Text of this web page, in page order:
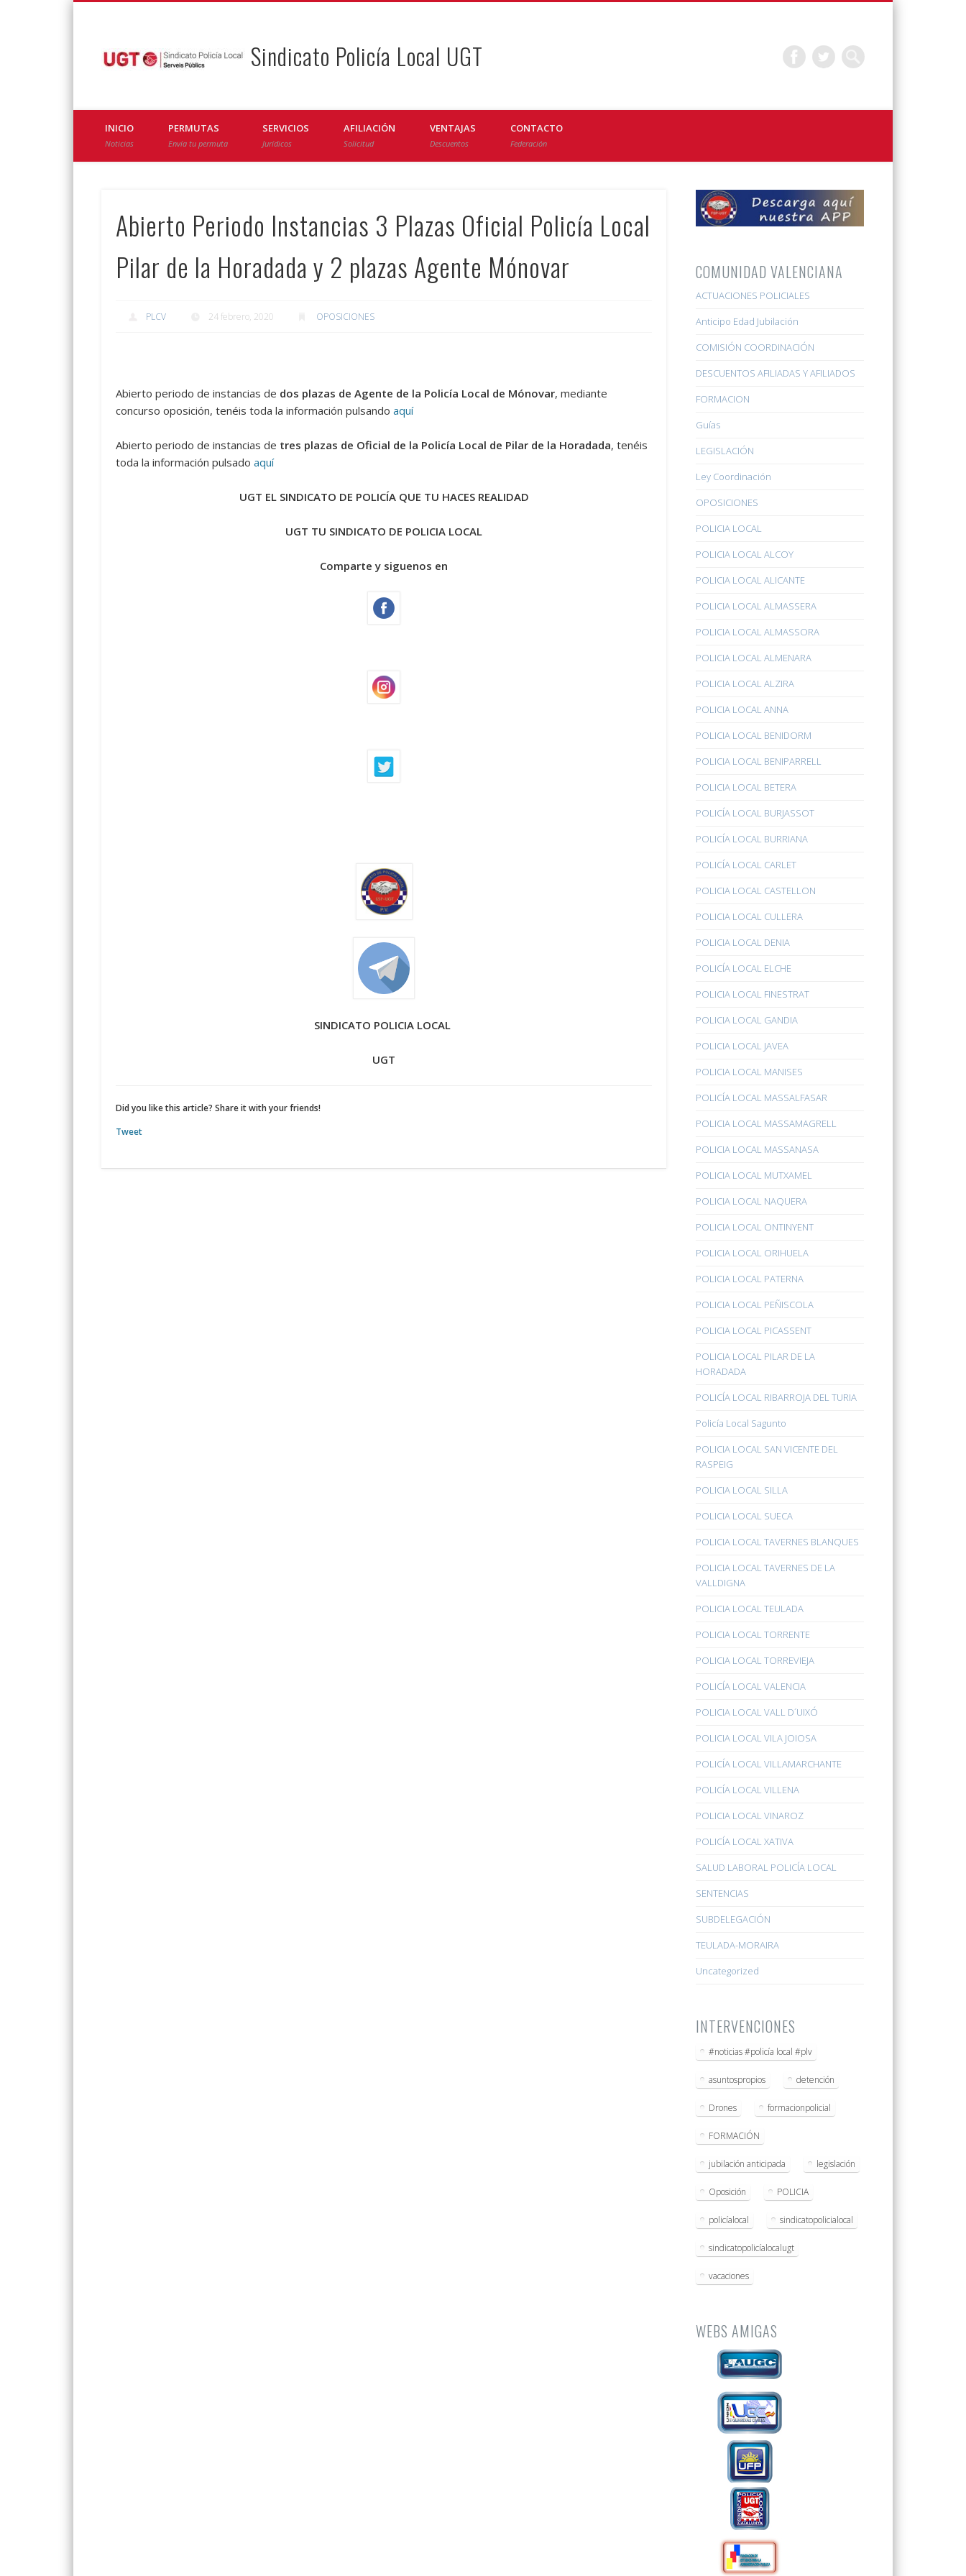
Sindicato Policía Local UGT
FacebookTwitter
INICIO
Noticias
PERMUTAS
Envía tu permuta
SERVICIOS
Jurídicos
AFILIACIÓN
Solicitud
VENTAJAS
Descuentos
CONTACTO
Federación
Abierto Periodo Instancias 3 Plazas Oficial Policía Local
Pilar de la Horadada y 2 plazas Agente Mónovar
PLCV 24 febrero, 2020 OPOSICIONES
Abierto periodo de instancias de dos plazas de Agente de la Policía Local de Mónovar, mediante
concurso oposición, tenéis toda la información pulsando aquí
Abierto periodo de instancias de tres plazas de Oficial de la Policía Local de Pilar de la Horadada, tenéis
toda la información pulsado aquí
UGT EL SINDICATO DE POLICÍA QUE TU HACES REALIDAD
UGT TU SINDICATO DE POLICIA LOCAL
Comparte y siguenos en
SINDICATO POLICIA LOCAL
UGT
Did you like this article? Share it with your friends!
Tweet
COMUNIDAD VALENCIANA
ACTUACIONES POLICIALES
Anticipo Edad Jubilación
COMISIÓN COORDINACIÓN
DESCUENTOS AFILIADAS Y AFILIADOS
FORMACION
Guías
LEGISLACIÓN
Ley Coordinación
OPOSICIONES
POLICIA LOCAL
POLICIA LOCAL ALCOY
POLICIA LOCAL ALICANTE
POLICIA LOCAL ALMASSERA
POLICIA LOCAL ALMASSORA
POLICIA LOCAL ALMENARA
POLICIA LOCAL ALZIRA
POLICIA LOCAL ANNA
POLICIA LOCAL BENIDORM
POLICIA LOCAL BENIPARRELL
POLICIA LOCAL BETERA
POLICÍA LOCAL BURJASSOT
POLICÍA LOCAL BURRIANA
POLICÍA LOCAL CARLET
POLICIA LOCAL CASTELLON
POLICIA LOCAL CULLERA
POLICIA LOCAL DENIA
POLICÍA LOCAL ELCHE
POLICIA LOCAL FINESTRAT
POLICIA LOCAL GANDIA
POLICIA LOCAL JAVEA
POLICIA LOCAL MANISES
POLICÍA LOCAL MASSALFASAR
POLICIA LOCAL MASSAMAGRELL
POLICIA LOCAL MASSANASA
POLICIA LOCAL MUTXAMEL
POLICIA LOCAL NAQUERA
POLICIA LOCAL ONTINYENT
POLICIA LOCAL ORIHUELA
POLICIA LOCAL PATERNA
POLICIA LOCAL PEÑISCOLA
POLICIA LOCAL PICASSENT
POLICIA LOCAL PILAR DE LA
HORADADA
POLICÍA LOCAL RIBARROJA DEL TURIA
Policía Local Sagunto
POLICIA LOCAL SAN VICENTE DEL
RASPEIG
POLICIA LOCAL SILLA
POLICIA LOCAL SUECA
POLICIA LOCAL TAVERNES BLANQUES
POLICIA LOCAL TAVERNES DE LA
VALLDIGNA
POLICIA LOCAL TEULADA
POLICIA LOCAL TORRENTE
POLICIA LOCAL TORREVIEJA
POLICÍA LOCAL VALENCIA
POLICIA LOCAL VALL D´UIXÓ
POLICIA LOCAL VILA JOIOSA
POLICÍA LOCAL VILLAMARCHANTE
POLICÍA LOCAL VILLENA
POLICIA LOCAL VINAROZ
POLICÍA LOCAL XATIVA
SALUD LABORAL POLICÍA LOCAL
SENTENCIAS
SUBDELEGACIÓN
TEULADA-MORAIRA
Uncategorized
INTERVENCIONES
#noticias #policía local #plv
asuntospropios detención
Drones formacionpolicial
FORMACIÓN
jubilación anticipada legislación
Oposición POLICIA
policíalocal sindicatopolicialocal
sindicatopolicíalocalugt
vacaciones
WEBS AMIGAS